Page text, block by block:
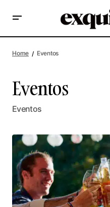
Home Eventos
Eventos
Eventos